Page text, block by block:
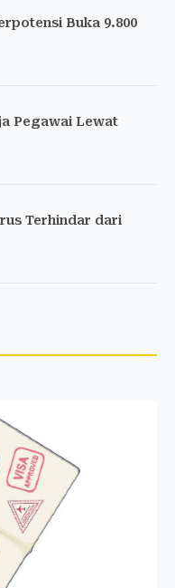
Buka 9.800
Pegawai Lewat
Terhindar dari